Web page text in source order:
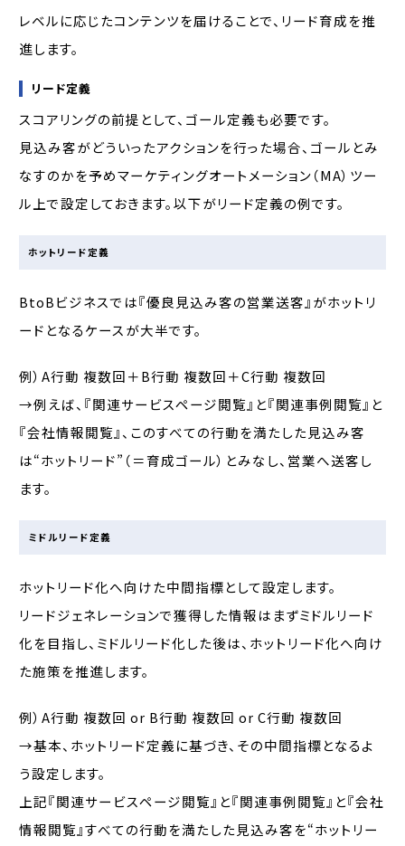
レベルに応じたコンテンツを届けることで、リード育成を推
進します。
リード定義
スコアリングの前提として、ゴール定義も必要です。
見込み客がどういったアクションを行った場合、ゴールとみ
なすのかを予めマーケティングオートメーション（MA）ツー
ル上で設定しておきます。以下がリード定義の例です。
ホットリード定義
BtoBビジネスでは『優良見込み客の営業送客』がホットリ
ードとなるケースが大半です。
例）A行動 複数回＋B行動 複数回＋C行動 複数回
→例えば、『関連サービスページ閲覧』と『関連事例閲覧』と
『会社情報閲覧』、このすべての行動を満たした見込み客
は“ホットリード”（＝育成ゴール）とみなし、営業へ送客し
ます。
ミドルリード定義
ホットリード化へ向けた中間指標として設定します。
リードジェネレーションで獲得した情報はまずミドルリード
化を目指し、ミドルリード化した後は、ホットリード化へ向け
た施策を推進します。
例）A行動 複数回 or B行動 複数回 or C行動 複数回
→基本、ホットリード定義に基づき、その中間指標となるよ
う設定します。
上記『関連サービスページ閲覧』と『関連事例閲覧』と『会社
情報閲覧』すべての行動を満たした見込み客を“ホットリー